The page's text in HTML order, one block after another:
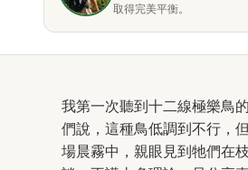
取得完美平衡。
我第一次聽到十二線極樂鳥
們說，這種鳥低調到不行，
場晨霧中，親眼見到牠們在